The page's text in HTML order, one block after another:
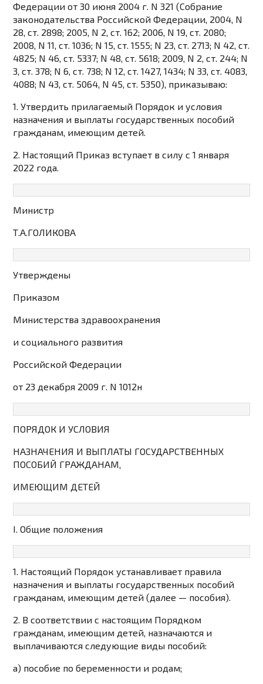
Федерации от 30 июня 2004 г. N 321 (Собрание
законодательства Российской Федерации, 2004, N
28, ст. 2898; 2005, N 2, ст. 162; 2006, N 19, ст. 2080;
2008, N 11, ст. 1036; N 15, ст. 1555; N 23, ст. 2713; N 42, ст.
4825; N 46, ст. 5337; N 48, ст. 5618; 2009, N 2, ст. 244; N
3, ст. 378; N 6, ст. 738; N 12, ст. 1427, 1434; N 33, ст. 4083,
4088; N 43, ст. 5064, N 45, ст. 5350), приказываю:
1. Утвердить прилагаемый Порядок и условия
назначения и выплаты государственных пособий
гражданам, имеющим детей.
2. Настоящий Приказ вступает в силу с 1 января
2022 года.
Министр
Т.А.ГОЛИКОВА
Утверждены
Приказом
Министерства здравоохранения
и социального развития
Российской Федерации
от 23 декабря 2009 г. N 1012н
ПОРЯДОК И УСЛОВИЯ
НАЗНАЧЕНИЯ И ВЫПЛАТЫ ГОСУДАРСТВЕННЫХ
ПОСОБИЙ ГРАЖДАНАМ,
ИМЕЮЩИМ ДЕТЕЙ
I. Общие положения
1. Настоящий Порядок устанавливает правила
назначения и выплаты государственных пособий
гражданам, имеющим детей (далее — пособия).
2. В соответствии с настоящим Порядком
гражданам, имеющим детей, назначаются и
выплачиваются следующие виды пособий:
а) пособие по беременности и родам;